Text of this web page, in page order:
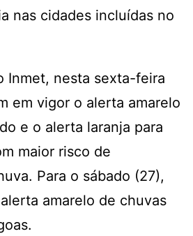
nas cidades incluídas no
Inmet, nesta sexta-feira
em vigor o alerta amarelo
e o alerta laranja para
maior risco de
Para o sábado (27),
amarelo de chuvas